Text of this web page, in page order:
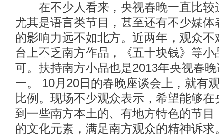
在不少人看来，央视春晚一直比较
尤其是语言类节目，甚至还有不少媒
的影响力远不如北方。近两年，观众
台上不乏南方作品，《五十块钱》等
可。扶持南方小品也是2013年央视春
一。 10月20日的春晚座谈会上，就有
比例。现场不少观众表示，希望能够
到一些南方本土的、有地方特色的节
的文化元素，满足南方观众的精神诉求